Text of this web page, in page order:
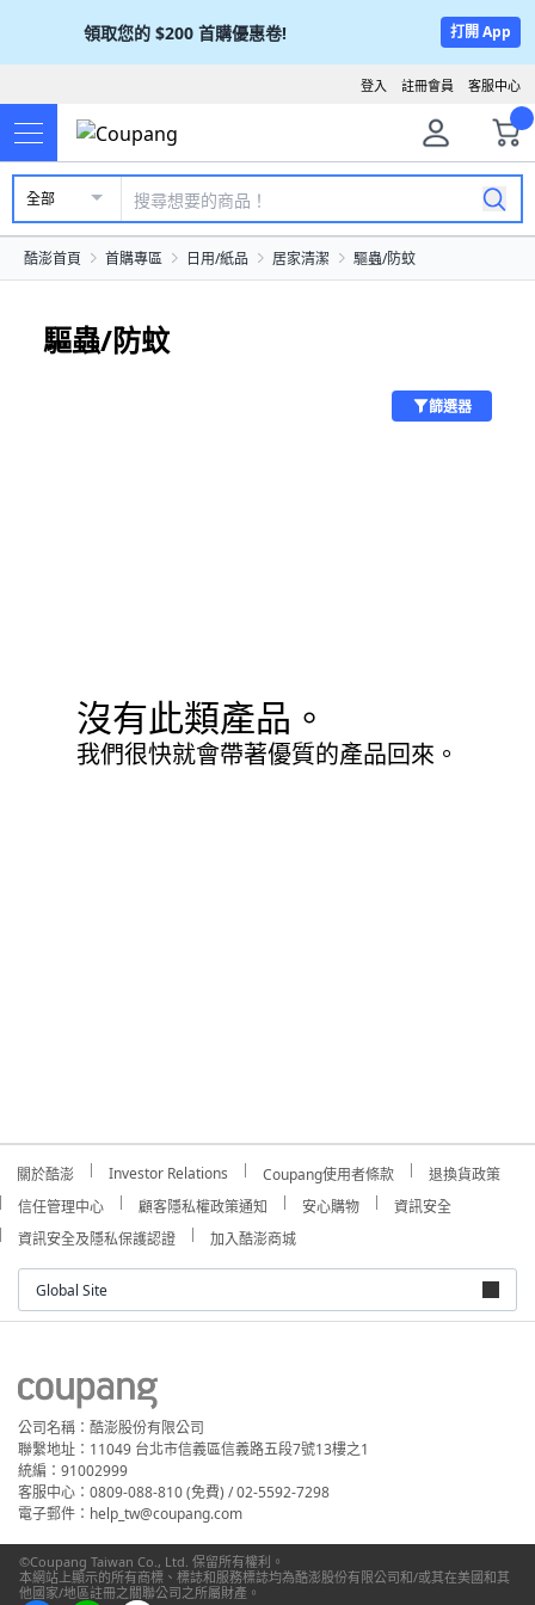
領取您的 $200 首購優惠卷! 打開 App
客服中心
註冊會員
登入
全部
酷澎首頁 首購專區 日用/紙品 居家清潔 驅蟲/防蚊
驅蟲/防蚊
篩選器
沒有此類產品。
我們很快就會帶著優質的產品回來。
關於酷澎 Investor Relations Coupang使用者條款
退換貨政策
信任管理中心
顧客隱私權政策通知 安心購物
資訊安全
資訊安全及隱私保護認證
加入酷澎商城
Global Site
公司名稱：酷澎股份有限公司
聯繫地址：11049 台北市信義區信義路五段7號13樓之1
統編：91002999
客服中心：0809-088-810 (免費) / 02-5592-7298
電子郵件：help_tw@coupang.com
©Coupang Taiwan Co., Ltd. 保留所有權利。
本網站上顯示的所有商標、標誌和服務標誌均為酷澎股份有限公司和/或其在美國和其
他國家/地區註冊之關聯公司之所屬財產。